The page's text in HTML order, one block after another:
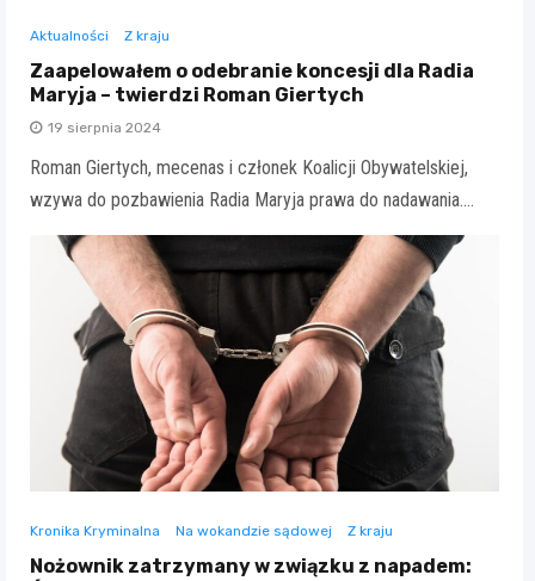
Aktualności Z kraju
Zaapelowałem o odebranie koncesji dla Radia
Maryja – twierdzi Roman Giertych
19 sierpnia 2024
Roman Giertych, mecenas i członek Koalicji Obywatelskiej,
wzywa do pozbawienia Radia Maryja prawa do nadawania.…
Kronika Kryminalna Na wokandzie sądowej Z kraju
Nożownik zatrzymany w związku z napadem: